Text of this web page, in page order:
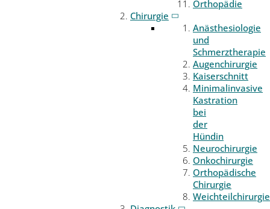
Orthopädie
Chirurgie
Anästhesiologie
und
Schmerztherapie
Augenchirurgie
Kaiserschnitt
Minimalinvasive
Kastration
bei
der
Hündin
Neurochirurgie
Onkochirurgie
Orthopädische
Chirurgie
Weichteilchirurgie